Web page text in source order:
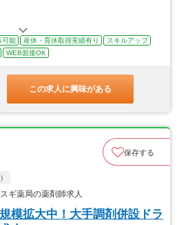
可能 産休・育休取得実績有り
スキルアップ
WEB面接OK
この求人に興味がある
保存する
ギ薬局の薬剤師求人
模拡大中！大手調剤併設ドラ